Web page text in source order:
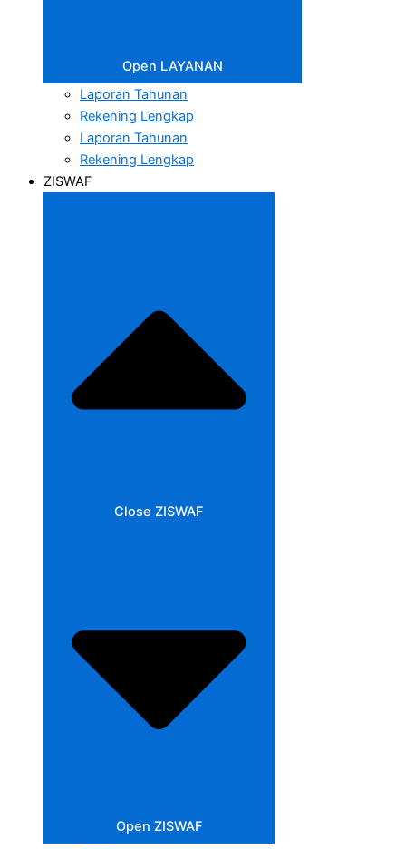
Open LAYANAN
Laporan Tahunan
Rekening Lengkap
Laporan Tahunan
Rekening Lengkap
ZISWAF
Close ZISWAF
Open ZISWAF